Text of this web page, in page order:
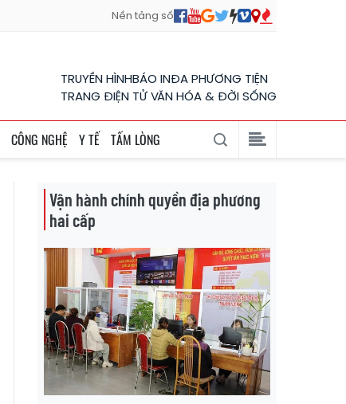
Nền tảng số
TRUYỀN HÌNHBÁO INĐA PHƯƠNG TIỆN
TRANG ĐIỆN TỬ VĂN HÓA & ĐỜI SỐNG
CÔNG NGHỆ Y TẾ TẤM LÒNG
Vận hành chính quyền địa phương
hai cấp